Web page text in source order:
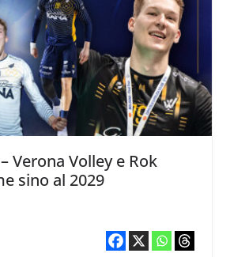
Verona Volley e Rok
sino al 2029